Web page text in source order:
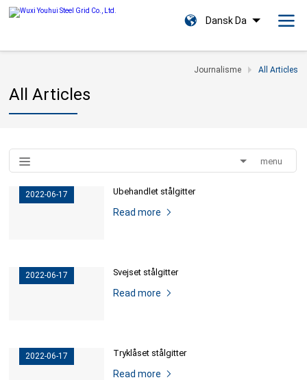
Dansk Da
Journalisme All Articles
All Articles
menu
2022-06-17 Ubehandlet stålgitter
Read more
2022-06-17 Svejset stålgitter
Read more
2022-06-17 Tryklåset stålgitter
Read more